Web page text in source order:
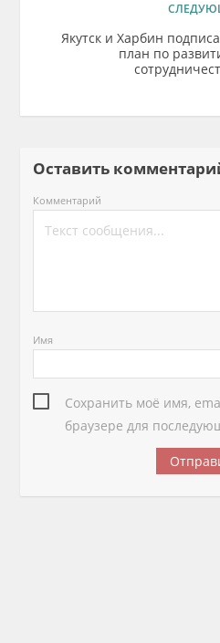
Якутск и Харбин
план по
Оставить
Комментарий
Имя
Сохранить моё имя,
браузере для